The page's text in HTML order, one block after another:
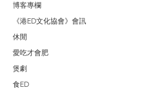
博客專欄
《港ED文化協會》會訊
休閒
愛吃才會肥
煲劇
食ED